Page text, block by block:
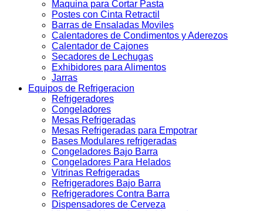
Maquina para Cortar Pasta
Postes con Cinta Retractil
Barras de Ensaladas Moviles
Calentadores de Condimentos y Aderezos
Calentador de Cajones
Secadores de Lechugas
Exhibidores para Alimentos
Jarras
Equipos de Refrigeracion
Refrigeradores
Congeladores
Mesas Refrigeradas
Mesas Refrigeradas para Empotrar
Bases Modulares refrigeradas
Congeladores Bajo Barra
Congeladores Para Helados
Vitrinas Refrigeradas
Refrigeradores Bajo Barra
Refrigeradores Contra Barra
Dispensadores de Cerveza